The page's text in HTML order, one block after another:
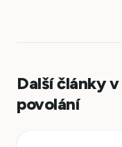
Další články
povolání